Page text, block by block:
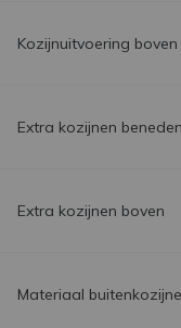
Kozijnuitvoering boven
Extra kozijnen beneden
Extra kozijnen boven
Materiaal